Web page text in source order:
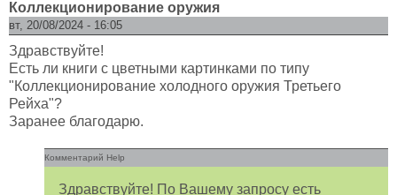
Коллекционирование оружия
вт, 20/08/2024 - 16:05
Здравствуйте!
Есть ли книги с цветными картинками по типу
"Коллекционирование холодного оружия Третьего
Рейха"?
Заранее благодарю.
Комментарий Help
Здравствуйте! По Вашему запросу есть